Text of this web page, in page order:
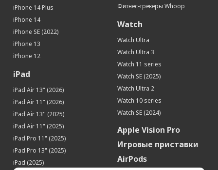
iPhone 14 Plus
iPhone 14
iPhone SE (2022)
iPhone 13
iPhone 12
iPad
iPad Air 13" (2026)
iPad Air 11" (2026)
iPad Air 13'' (2025)
iPad Air 11" (2025)
iPad Pro 11" (2025)
iPad Pro 13" (2025)
iPad (2025)
Фитнес-трекеры Whoop
Watch
Watch Ultra
Watch Ultra 3
Watch 11 series
Watch SE (2025)
Watch Ultra 2
Watch 10 series
Watch SE (2024)
Apple Vision Pro
Игровые приставки
AirPods